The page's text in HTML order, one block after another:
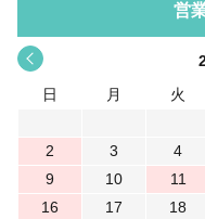
営
<
日
月 火
2
3 4
9
10 11
16
17 18